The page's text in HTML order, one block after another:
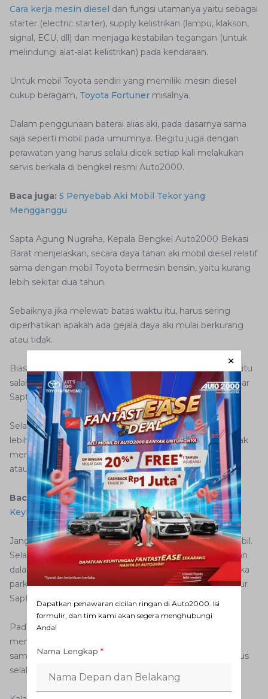
Cara kerja mesin diesel dan fungsi utamanya yaitu sebagai
starter (electric starter), supply kelistrikan (lampu, klakson,
signal, ECU, dll) dan menjaga kestabilan tegangan (untuk
melindungi alat-alat kelistrikan) pada kendaraan.
Untuk mobil Toyota sendiri yang memiliki mesin diesel
cukup beragam, Toyota Fortuner misalnya.
Dalam penggunaan baterai alias aki, pada dasarnya sama
saja seperti mobil pada umumnya. Begitu juga dengan
perawatan yang harus selalu dicek setiap kali melakukan
servis berkala di bengkel resmi Auto2000.
Baca juga: 5 Penyebab Aki Mobil Tekor yang
Mengganggu
Sapta Agung Nugraha, Kepala Bengkel Auto2000 Bekasi
Barat menjelaskan, secara daya tahan aki mobil diesel relatif
sama dengan mobil Toyota bermesin bensin, yaitu kurang
lebih sekitar dua tahun.
Sebaiknya jika melewati batas waktu itu, harus sering
diperhatikan apakah ada gejala daya aki mulai berkurang
atau tidak.
Biasanya ketika menyalakan mesin di awal terasa berat, itu
salah satu tanda bahwa masa aki tidak akan lama lagi, ujar
Sapta belum lama ini di Jakarta.
Selain itu, untuk menjaga umur atau usia pakai aki agar
lebih awet bisa juga dengan mempertahankan atau tidak
menambah beban, sebaiknya tetap berada di tegangan
atau voltage level 12V.
Baca juga:Jangan Sembarang Ganti Baterai Remote
Keyless
Jangan menambah beban standar pada aki bawaan mobil.
Selain itu, biasakan memastikan semua lampu kendaraan
dalam keadaan mati sebelum meninggalkan mobil ketika
parkir. Itu salah satunya bisa menjaga keawetan aki, tutur
Sapta.
Pada intinya, sering-sering melakukan perawatan dan
mengecek kondisi aki apalagi jenis aki basah. Jangan
sampai cairan yang ada di dalamnya berkurang, dan harus
selalu penuh sampai dengan batas maksimal.
Dapatkan penawaran cicilan ringan di Auto2000. Isi
formulir, dan tim kami akan segera menghubungi
Anda!
Nama Lengkap *